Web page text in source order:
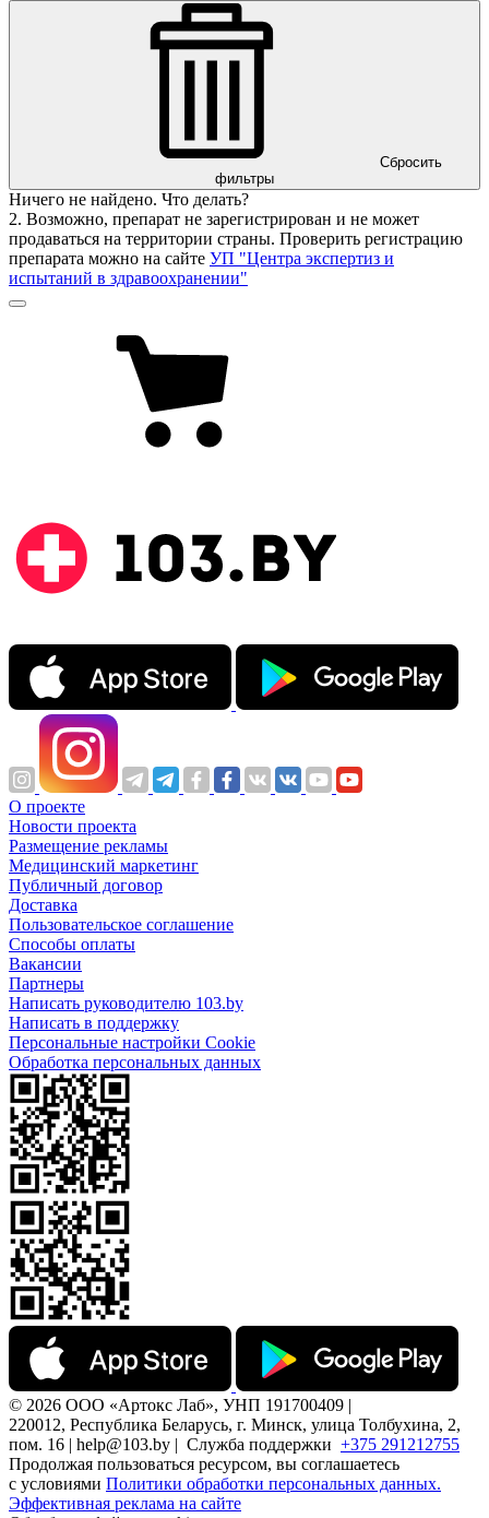
Сбросить
фильтры
Ничего не найдено. Что делать?
2. Возможно, препарат не зарегистрирован и не может
продаваться на территории страны. Проверить регистрацию
препарата можно на сайте УП "Центра экспертиз и
испытаний в здравоохранении"
О проекте
Новости проекта
Размещение рекламы
Медицинский маркетинг
Публичный договор
Доставка
Пользовательское соглашение
Способы оплаты
Вакансии
Партнеры
Написать руководителю 103.by
Написать в поддержку
Персональные настройки Cookie
Обработка персональных данных
© 2026 ООО «Артокс Лаб», УНП 191700409 |
220012, Республика Беларусь, г. Минск, улица Толбухина, 2,
пом. 16 | help@103.by | Служба поддержки +375 291212755
Продолжая пользоваться ресурсом, вы соглашаетесь
с условиями Политики обработки персональных данных.
Эффективная реклама на сайте